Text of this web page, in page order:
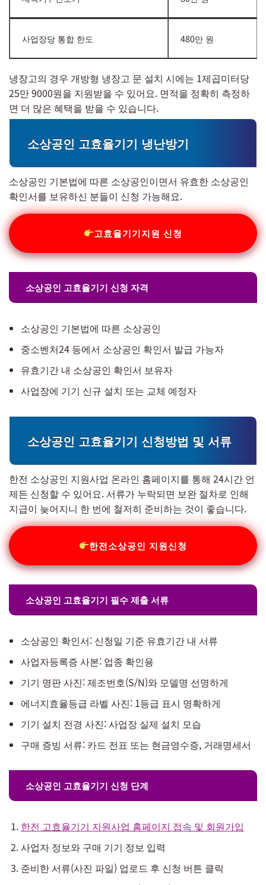
사업장당 통합 한도 480만 원
냉장고의 경우 개방형 냉장고 문 설치 시에는 1제곱미터당
25만 9000원을 지원받을 수 있어요. 면적을 정확히 측정하
면 더 많은 혜택을 받을 수 있습니다.
소상공인 고효율기기 냉난방기
소상공인 기본법에 따른 소상공인이면서 유효한 소상공인
확인서를 보유하신 분들이 신청 가능해요.
고효율기기지원 신청
소상공인 고효율기기 신청 자격
소상공인 기본법에 따른 소상공인
중소벤처24 등에서 소상공인 확인서 발급 가능자
유효기간 내 소상공인 확인서 보유자
사업장에 기기 신규 설치 또는 교체 예정자
소상공인 고효율기기 신청방법 및 서류
한전 소상공인 지원사업 온라인 홈페이지를 통해 24시간 언
제든 신청할 수 있어요. 서류가 누락되면 보완 절차로 인해
지급이 늦어지니 한 번에 철저히 준비하는 것이 좋습니다.
한전소상공인 지원신청
소상공인 고효율기기 필수 제출 서류
소상공인 확인서: 신청일 기준 유효기간 내 서류
사업자등록증 사본: 업종 확인용
기기 명판 사진: 제조번호(S/N)와 모델명 선명하게
에너지효율등급 라벨 사진: 1등급 표시 명확하게
기기 설치 전경 사진: 사업장 실제 설치 모습
구매 증빙 서류: 카드 전표 또는 현금영수증, 거래명세서
소상공인 고효율기기 신청 단계
한전 고효율기기 지원사업 홈페이지 접속 및 회원가입
사업자 정보와 구매 기기 정보 입력
준비한 서류(사진 파일) 업로드 후 신청 버튼 클릭